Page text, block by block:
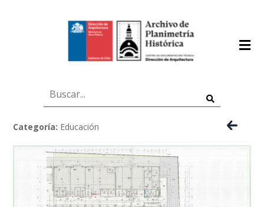
Categoría: Educación